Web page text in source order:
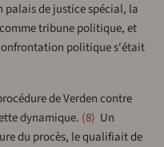
de justice spécial, la
tribune politique, et
politique s'était
de Verden contre
dynamique. 8 Un
du procès, le qualifiait de